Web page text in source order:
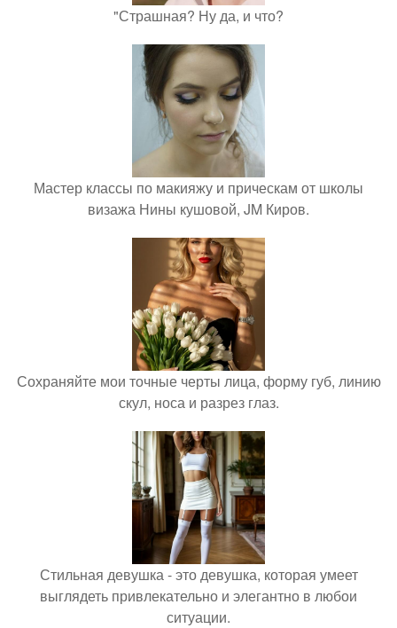
"Страшная? Ну да, и что?
Мастер классы по макияжу и прическам от школы
визажа Нины кушовой, JM Киров.
Сохраняйте мои точные черты лица, форму губ, линию
скул, носа и разрез глаз.
Стильная девушка - это девушка, которая умеет
выглядеть привлекательно и элегантно в любои
ситуации.